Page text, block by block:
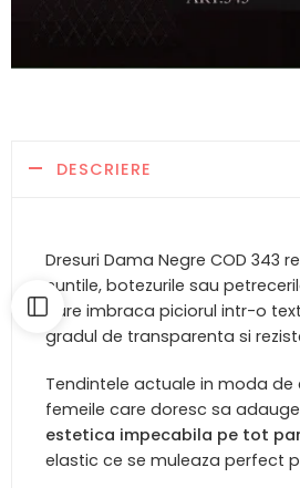
DESCRIERE
Dresuri Dama Negre COD
nuntile, botezurile sau
care imbraca piciorul intr-o
gradul de transparenta si
Tendintele actuale in moda
femeile care doresc sa
estetica impecabila pe tot
elastic ce se muleaza perfect